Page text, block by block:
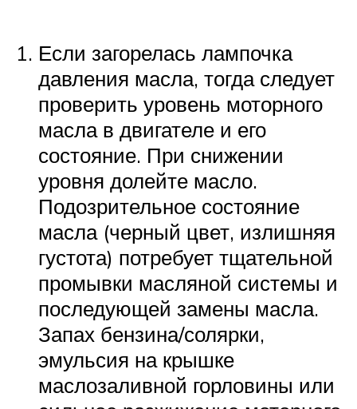
Если загорелась лампочка
давления масла, тогда следует
проверить уровень моторного
масла в двигателе и его
состояние. При снижении
уровня долейте масло.
Подозрительное состояние
масла (черный цвет, излишняя
густота) потребует тщательной
промывки масляной системы и
последующей замены масла.
Запах бензина/солярки,
эмульсия на крышке
маслозаливной горловины или